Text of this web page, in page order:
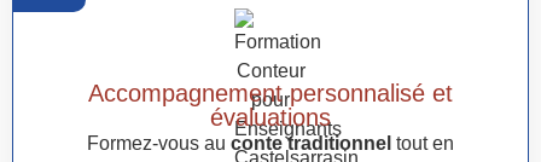
Accompagnement personnalisé et
évaluations
Formez-vous au conte traditionnel tout en